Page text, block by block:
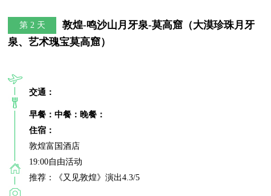
第 2 天
敦煌-鸣沙山月牙泉-莫高窟（大漠珍珠月牙
泉、艺术瑰宝莫高窟）
交通：
早餐：中餐：晚餐：
住宿：
敦煌富国酒店
19:00自由活动
推荐：《又见敦煌》演出4.3/5